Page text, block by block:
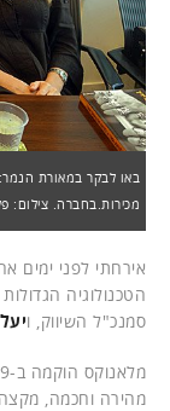
באו לבקר במאורת הנמר:
מכירות.בחברה. צילום:
אירחתי לפני ימים
הטכנולוגיה
סמנכ"ל השיווק, ו
מהירה וחכמה, מקצה